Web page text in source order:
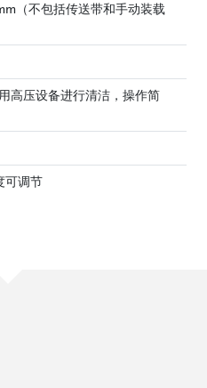
（不包括传送带和手动装载
高压设备进行清洁，操作简
可调节